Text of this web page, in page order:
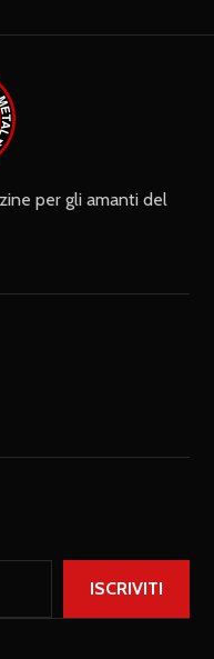
un
(nome, e-mail,
commento.
per gli amanti del
ISCRIVITI